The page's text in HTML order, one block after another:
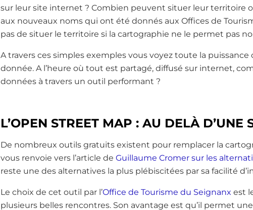
sur leur site internet ? Combien peuvent situer leur territoire
aux nouveaux noms qui ont été donnés aux Offices de
pas de situer le territoire si la cartographie ne le permet pas
A travers ces simples exemples vous voyez toute la
donnée. A l’heure où tout est partagé, diffusé sur internet,
données à travers un outil performant ?
L’OPEN STREET MAP : AU DELÀ D’UNE
De nombreux outils gratuits existent pour remplacer la
vous renvoie vers l’article de Guillaume Cromer sur les
reste une des alternatives la plus plébiscitées par sa facilité
Le choix de cet outil par l’Office de Tourisme du Seignanx est
plusieurs belles rencontres. Son avantage est qu’il permet